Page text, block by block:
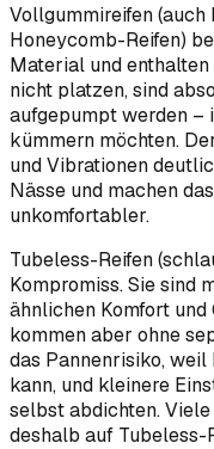
Vollgummireifen (auch
Honeycomb-Reifen)
Material und
nicht platzen, sind
aufgepumpt werden –
kümmern möchten.
und Vibrationen
Nässe und machen
unkomfortabler.
Tubeless-Reifen
Kompromiss. Sie sind
ähnlichen Komfort
kommen aber ohne
das Pannenrisiko,
kann, und kleinere
selbst abdichten.
deshalb auf Tubeless-